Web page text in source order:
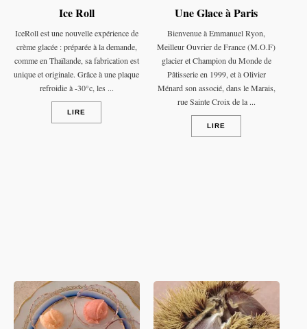
Ice Roll
IceRoll est une nouvelle expérience de
crème glacée : préparée à la demande,
comme en Thaïlande, sa fabrication est
unique et originale. Grâce à une plaque
refroidie à -30°c, les ...
LIRE
Une Glace à Paris
Bienvenue à Emmanuel Ryon,
Meilleur Ouvrier de France (M.O.F)
glacier et Champion du Monde de
Pâtisserie en 1999, et à Olivier
Ménard son associé, dans le Marais,
rue Sainte Croix de la ...
LIRE